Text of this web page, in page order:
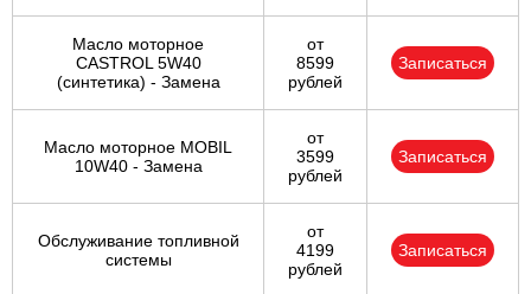
Масло моторное
CASTROL 5W40
(синтетика) - Замена
от
8599
рублей
Записаться
Масло моторное MOBIL
10W40 - Замена
от
3599
рублей
Записаться
Обслуживание топливной
системы
от
4199
рублей
Записаться